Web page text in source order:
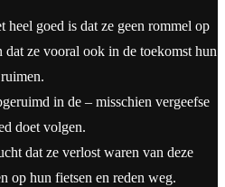
heel goed is dat ze geen rommel op
dat ze vooral ook in de toekomst hun
in de – misschien vergeefse
doet volgen.
dat ze verlost waren van deze
op hun fietsen en reden weg.